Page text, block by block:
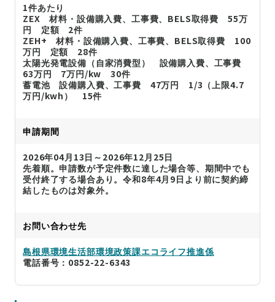
1件あたり
ZEX 材料・設備購入費、工事費、BELS取得費 55万
円 定額 2件
ZEH+ 材料・設備購入費、工事費、BELS取得費 100
万円 定額 28件
太陽光発電設備（自家消費型） 設備購入費、工事費
63万円 7万円/kw 30件
蓄電池 設備購入費、工事費 47万円 1/3（上限4.7
万円/kwh） 15件
申請期間
2026年04月13日～2026年12月25日
先着順。申請数が予定件数に達した場合等、期間中でも
受付終了する場合あり。令和8年4月9日より前に契約締
結したものは対象外。
お問い合わせ先
島根県環境生活部環境政策課エコライフ推進係
電話番号：0852-22-6343